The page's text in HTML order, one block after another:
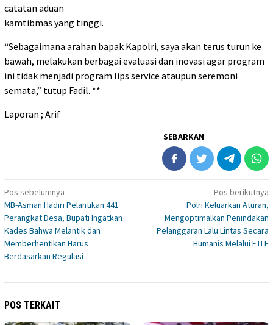
catatan aduan
kamtibmas yang tinggi.
“Sebagaimana arahan bapak Kapolri, saya akan terus turun ke
bawah, melakukan berbagai evaluasi dan inovasi agar program
ini tidak menjadi program lips service ataupun seremoni
semata,” tutup Fadil. **
Laporan ; Arif
SEBARKAN
Navigasi
pos
Pos sebelumnya
MB-Asman Hadiri Pelantikan 441
Perangkat Desa, Bupati Ingatkan
Kades Bahwa Melantik dan
Memberhentikan Harus
Berdasarkan Regulasi
Pos berikutnya
Polri Keluarkan Aturan,
Mengoptimalkan Penindakan
Pelanggaran Lalu Lintas Secara
Humanis Melalui ETLE
POS TERKAIT